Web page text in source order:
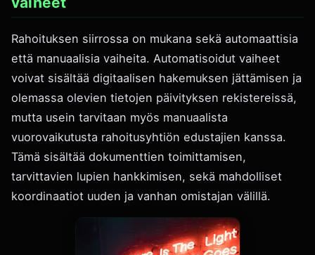
Rahoituksen siirrossa on mukana sekä automaattisia
että manuaalisia vaiheita. Automatisoidut vaiheet
voivat sisältää digitaalisen hakemuksen jättämisen ja
olemassa olevien tietojen päivityksen rekistereissä,
mutta usein tarvitaan myös manuaalista
vuorovaikutusta rahoitusyhtiön edustajien kanssa.
Tämä sisältää dokumenttien toimittamisen,
tarvittavien lupien hankkimisen, sekä mahdolliset
koordinaatiot uuden ja vanhan omistajan välillä.